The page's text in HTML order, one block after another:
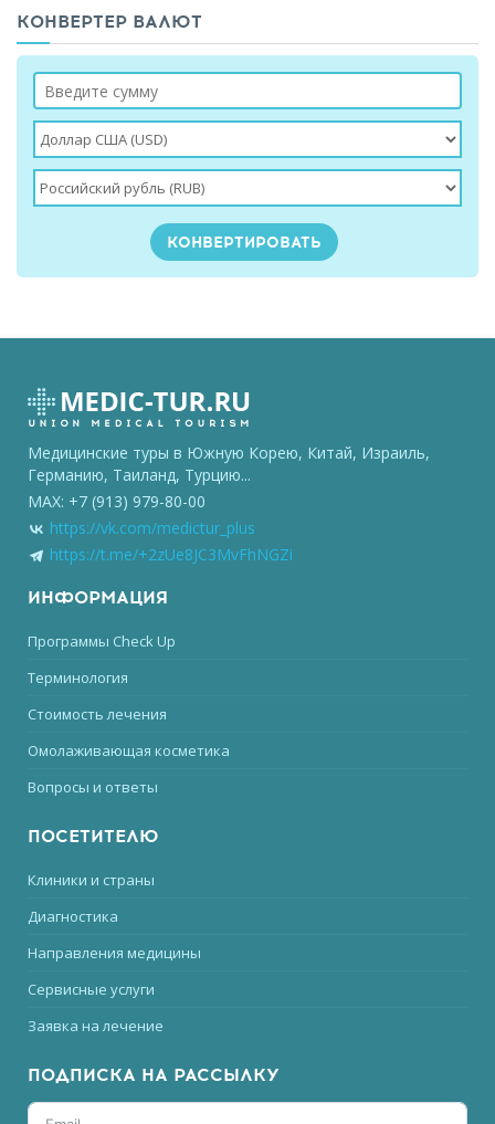
КОНВЕРТЕР ВАЛЮТ
Медицинские туры в Южную Корею, Китай, Израиль,
Германию, Таиланд, Турцию...
MAX: +7 (913) 979-80-00
https://vk.com/medictur_plus
https://t.me/+2zUe8JC3MvFhNGZi
ИНФОРМАЦИЯ
Программы Check Up
Терминология
Стоимость лечения
Омолаживающая косметика
Вопросы и ответы
ПОСЕТИТЕЛЮ
Клиники и страны
Диагностика
Направления медицины
Сервисные услуги
Заявка на лечение
ПОДПИСКА НА РАССЫЛКУ